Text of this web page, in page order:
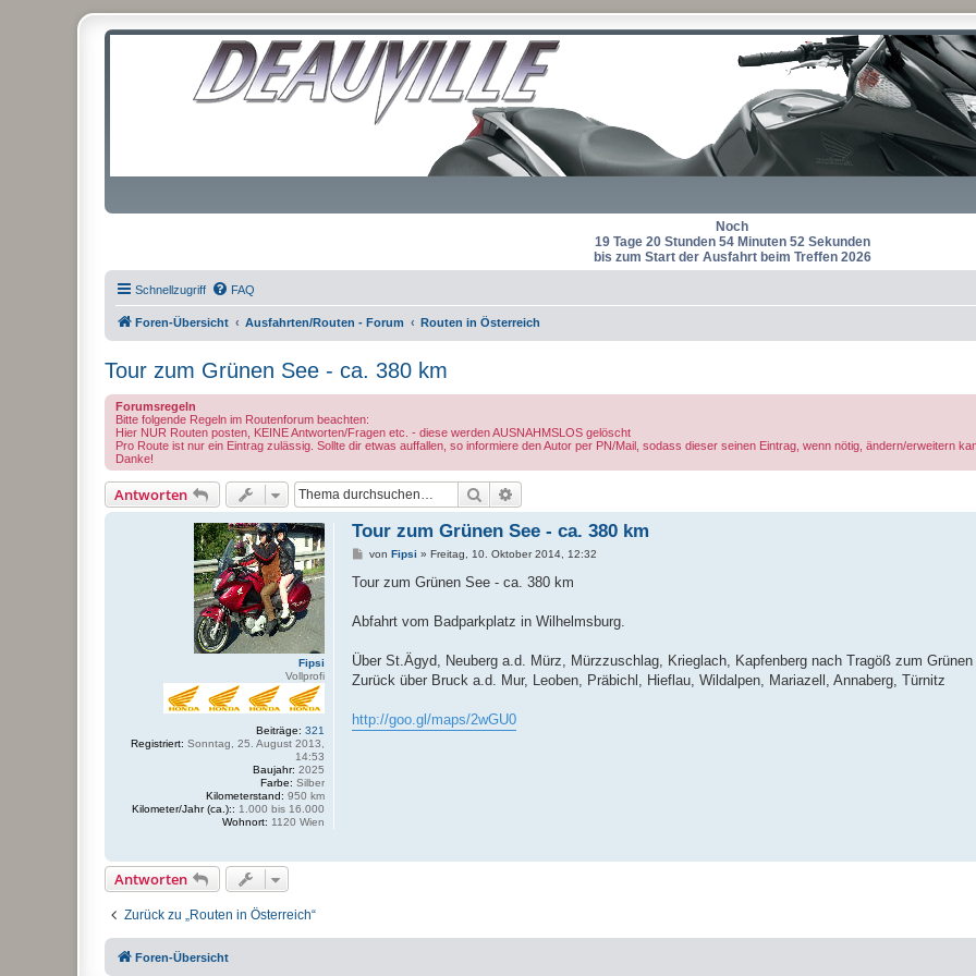
Noch
19 Tage 20 Stunden 54 Minuten 52 Sekunden
bis zum Start der Ausfahrt beim Treffen 2026
Schnellzugriff FAQ
Foren-Übersicht Ausfahrten/Routen - Forum Routen in Österreich
Tour zum Grünen See - ca. 380 km
Forumsregeln
Bitte folgende Regeln im Routenforum beachten:
Hier NUR Routen posten, KEINE Antworten/Fragen etc. - diese werden AUSNAHMSLOS gelöscht
Pro Route ist nur ein Eintrag zulässig. Sollte dir etwas auffallen, so informiere den Autor per PN/Mail, sodass dieser seinen Eintrag, wenn nötig, ändern/erweitern
Danke!
Antworten Suche
Fipsi
Vollprofi
Beiträge: 321
Registriert: Sonntag, 25. August 2013,
14:53
Baujahr: 2025
Farbe: Silber
Kilometerstand: 950 km
Kilometer/Jahr (ca.):: 1.000 bis 16.000
Wohnort: 1120 Wien
Tour zum Grünen See - ca. 380 km
B
i
a
von Fipsi » Freitag, 10. Oktober 2014, 12:32
Tour zum Grünen See - ca. 380 km
Abfahrt vom Badparkplatz in Wilhelmsburg.
Über St.Ägyd, Neuberg a.d. Mürz, Mürzzuschlag, Krieglach, Kapfenberg nach Tragöß zum Grünen
Zurück über Bruck a.d. Mur, Leoben, Präbichl, Hieflau, Wildalpen, Mariazell, Annaberg, Türnitz
http://goo.gl/maps/2wGU0
Antworten
Zurück zu „Routen in Österreich“
Foren-Übersicht